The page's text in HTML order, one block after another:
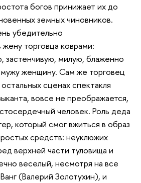
богов принижает их до
земных чиновников.
убедительно
торговца коврами:
застенчивую, милую, блаженно
женщину. Сам же торговец
сценах спектакля
вовсе не преображается,
человек. Роль деда
который смог вжиться в образ
средств: неуклюжих
верхней части туловища и
веселый, несмотря на все
(Валерий Золотухин), и